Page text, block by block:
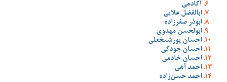
آکادمی
ابالفضل علایی
ابوذر صفرزاده
ابولحسن مهدوی
احسان پورشیخعلی
احسان جودکی
احسان خادمی
احمد آهی
احمد حسن‌زاده